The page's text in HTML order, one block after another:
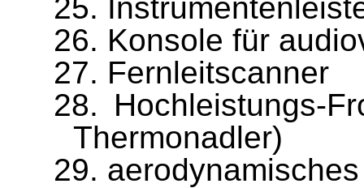
25.
26. Konsole für
27. Fernleitscanner
28. Hochleistungs-
Thermonadler)
29.